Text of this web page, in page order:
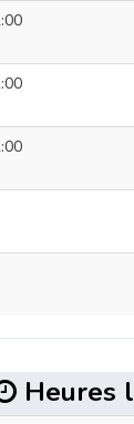
Heures